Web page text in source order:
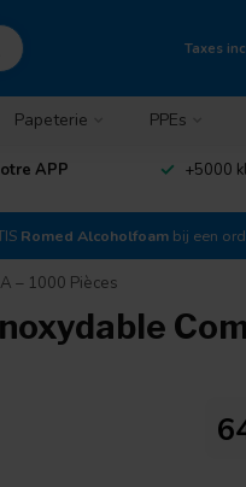
Taxes
Papeterie PPEs
APP +5000
Romed Alcoholfoam bij een
– 1000 Pièces